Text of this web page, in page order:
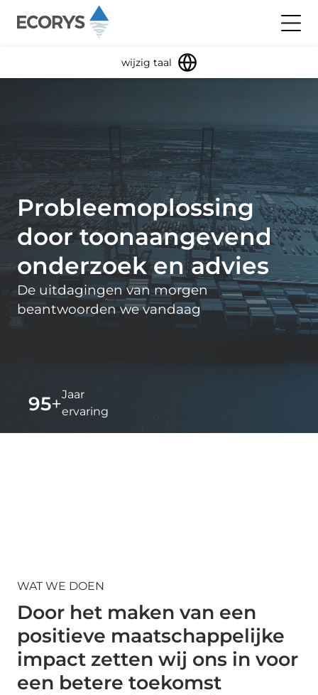
Meteen naar de inhoud
wijzig taal
Probleemoplossing
door toonaangevend
onderzoek en advies
De uitdagingen van morgen
beantwoorden we vandaag
95+Jaar
ervaring
WAT WE DOEN
Door het maken van een
positieve maatschappelijke
impact zetten wij ons in voor
een betere toekomst